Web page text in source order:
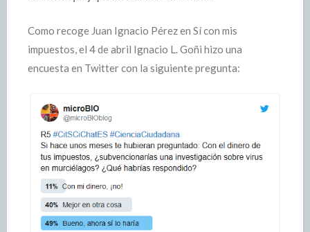
Como recoge Juan Ignacio Pérez en Sí con mis
impuestos, el 4 de abril Ignacio L. Goñi hizo una
encuesta en Twitter con la siguiente pregunta: